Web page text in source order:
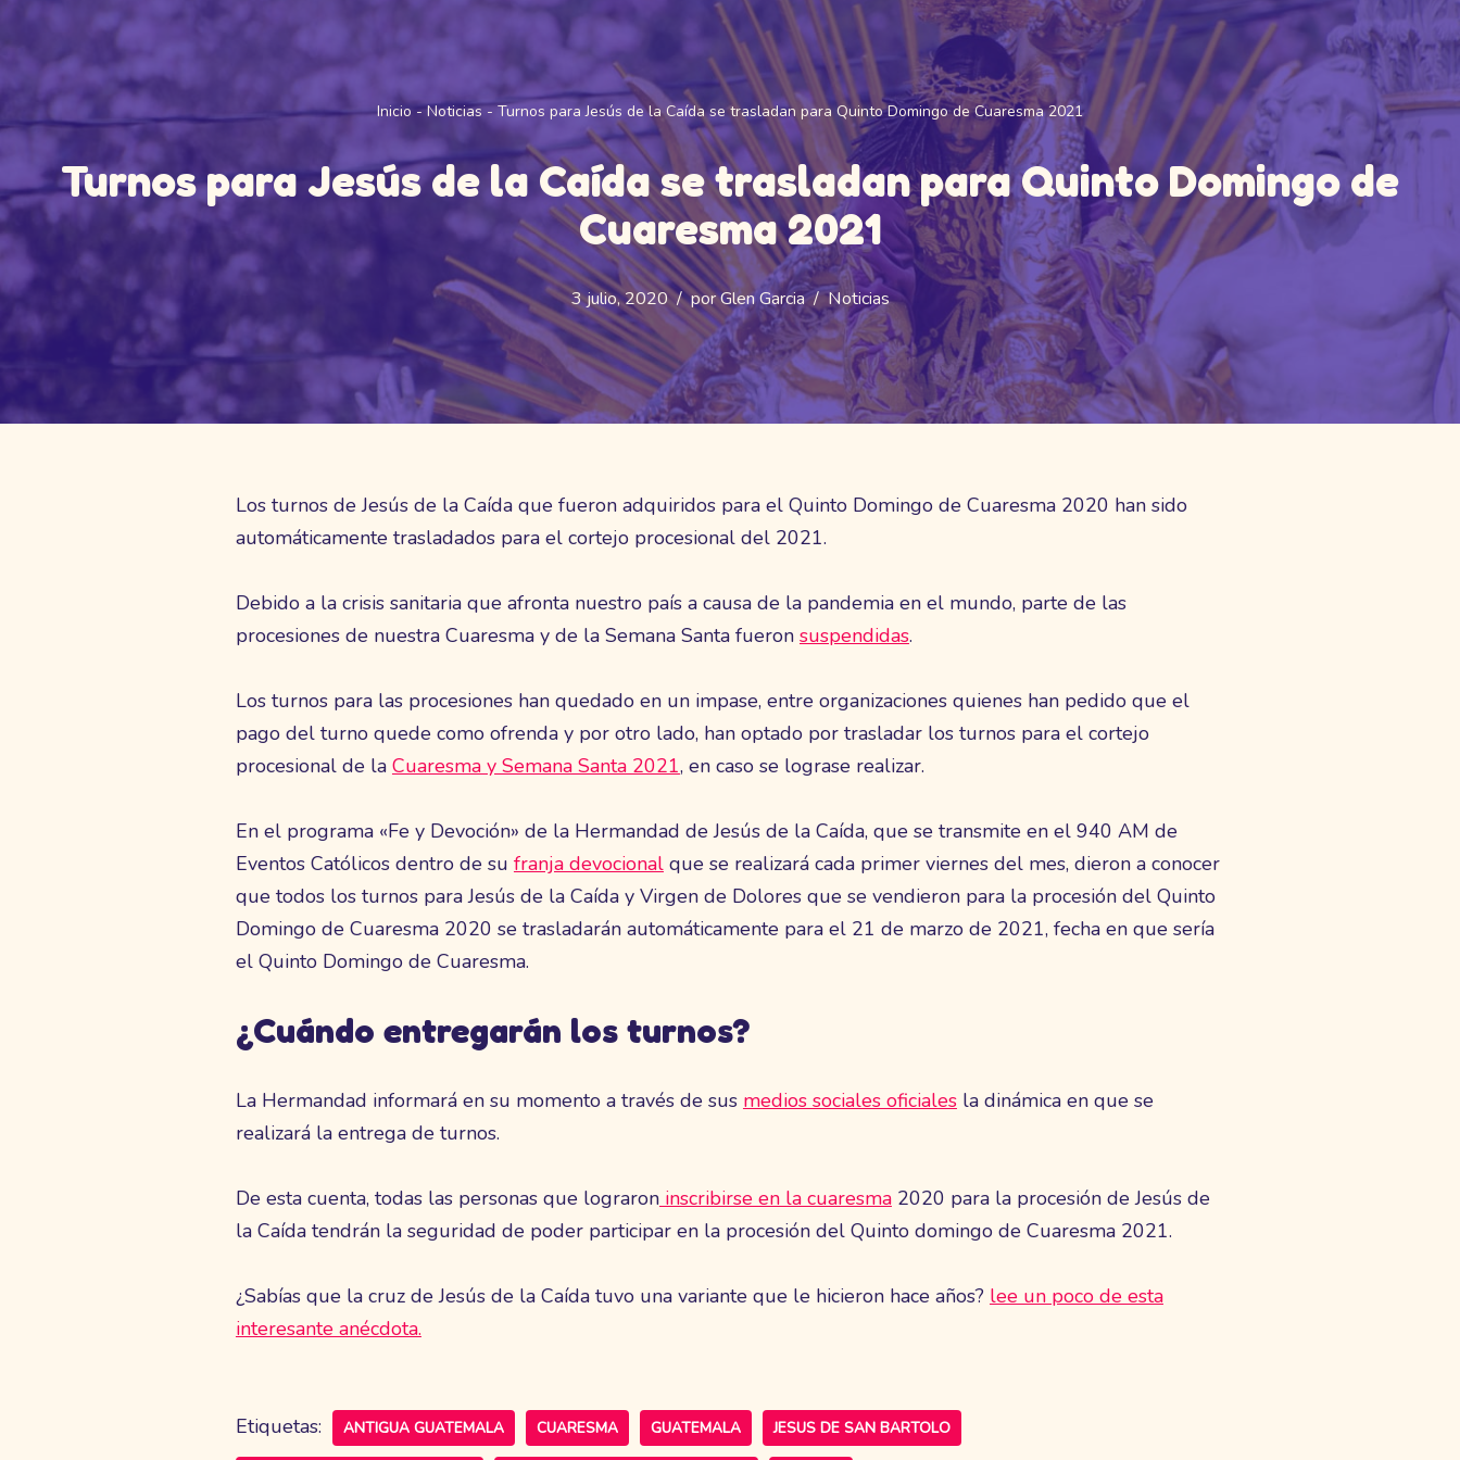
Inicio -Noticias -Turnos para Jesús de la Caída se trasladan para Quinto Domingo de Cuaresma 2021
Turnos para Jesús de la Caída se trasladan para Quinto Domingo de
Cuaresma 2021
3 julio, 2020 porGlen Garcia Noticias
Los turnos de Jesús de la Caída que fueron adquiridos para el Quinto Domingo de Cuaresma 2020 han sido
automáticamente trasladados para el cortejo procesional del 2021.
Debido a la crisis sanitaria que afronta nuestro país a causa de la pandemia en el mundo, parte de las
procesiones de nuestra Cuaresma y de la Semana Santa fueron suspendidas.
Los turnos para las procesiones han quedado en un impase, entre organizaciones quienes han pedido que el
pago del turno quede como ofrenda y por otro lado, han optado por trasladar los turnos para el cortejo
procesional de la Cuaresma y Semana Santa 2021, en caso se lograse realizar.
En el programa «Fe y Devoción» de la Hermandad de Jesús de la Caída, que se transmite en el 940 AM de
Eventos Católicos dentro de su franja devocionalque se realizará cada primer viernes del mes, dieron a conocer
que todos los turnos para Jesús de la Caída y Virgen de Dolores que se vendieron para la procesión del Quinto
Domingo de Cuaresma 2020 se trasladarán automáticamente para el 21 de marzo de 2021, fecha en que sería
el Quinto Domingo de Cuaresma.
¿Cuándo entregarán los turnos?
La Hermandad informará en su momento a través de sus medios sociales oficialesla dinámica en que se
realizará la entrega de turnos.
De esta cuenta, todas las personas que lograroninscribirse en la cuaresma2020 para la procesión de Jesús de
la Caída tendrán la seguridad de poder participar en la procesión del Quinto domingo de Cuaresma 2021.
¿Sabías que la cruz de Jesús de la Caída tuvo una variante que le hicieron hace años? lee un poco de esta
interesante anécdota.
Etiquetas: ANTIGUA GUATEMALA CUARESMA GUATEMALA JESUS DE SAN BARTOLO